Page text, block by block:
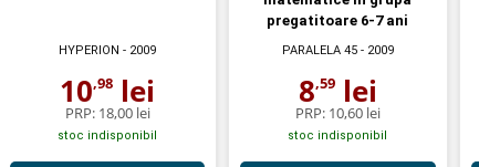
HYPERION - 2009
10,98 lei
PRP: 18,00 lei
stoc indisponibil
pregatitoare 6-7 ani
PARALELA 45- 2009
8,59lei
PRP: 10,60 lei
stoc indisponibil